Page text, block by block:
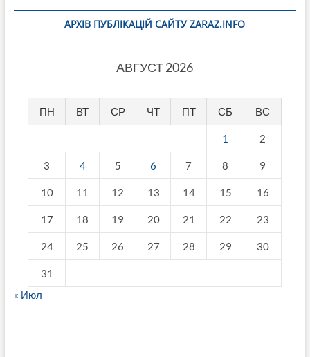
АРХІВ ПУБЛІКАЦІЙ САЙТУ ZARAZ.INFO
АВГУСТ 2026
ПН ВТ СР ЧТ ПТ СБ ВС
1 2
3 4 5 6 7 8 9
10 11 12 13 14 15 16
17 18 19 20 21 22 23
24 25 26 27 28 29 30
31
« Июл